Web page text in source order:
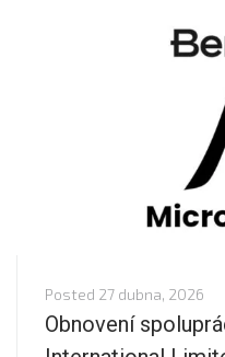
Posted 27 dubna, 2026
Obnovení